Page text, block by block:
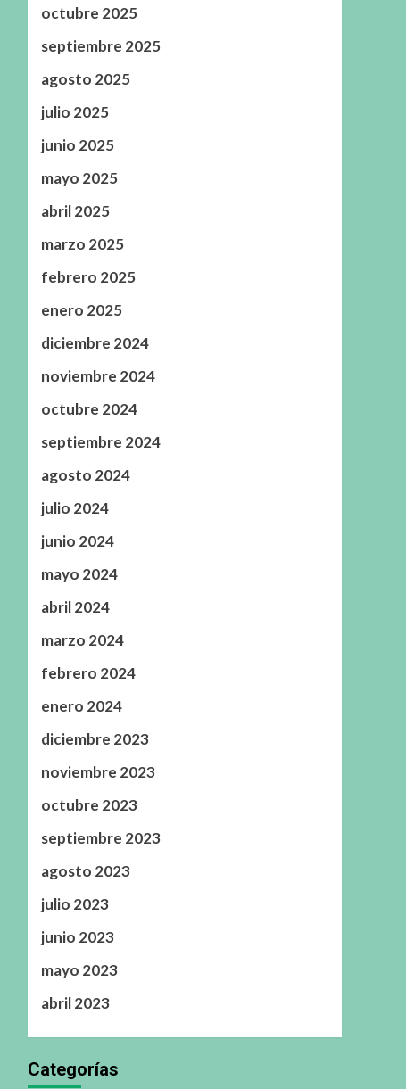
octubre 2025
septiembre 2025
agosto 2025
julio 2025
junio 2025
mayo 2025
abril 2025
marzo 2025
febrero 2025
enero 2025
diciembre 2024
noviembre 2024
octubre 2024
septiembre 2024
agosto 2024
julio 2024
junio 2024
mayo 2024
abril 2024
marzo 2024
febrero 2024
enero 2024
diciembre 2023
noviembre 2023
octubre 2023
septiembre 2023
agosto 2023
julio 2023
junio 2023
mayo 2023
abril 2023
Categorías